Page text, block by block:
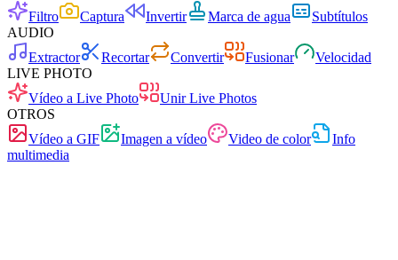
Filtro
Captura Invertir Marca de agua
Subtítulos
AUDIO
Extractor
Recortar Convertir Fusionar
Velocidad
LIVE PHOTO
Vídeo a Live Photo
Unir Live Photos
OTROS
Vídeo a GIF
Imagen a vídeo Video de color
Info
multimedia